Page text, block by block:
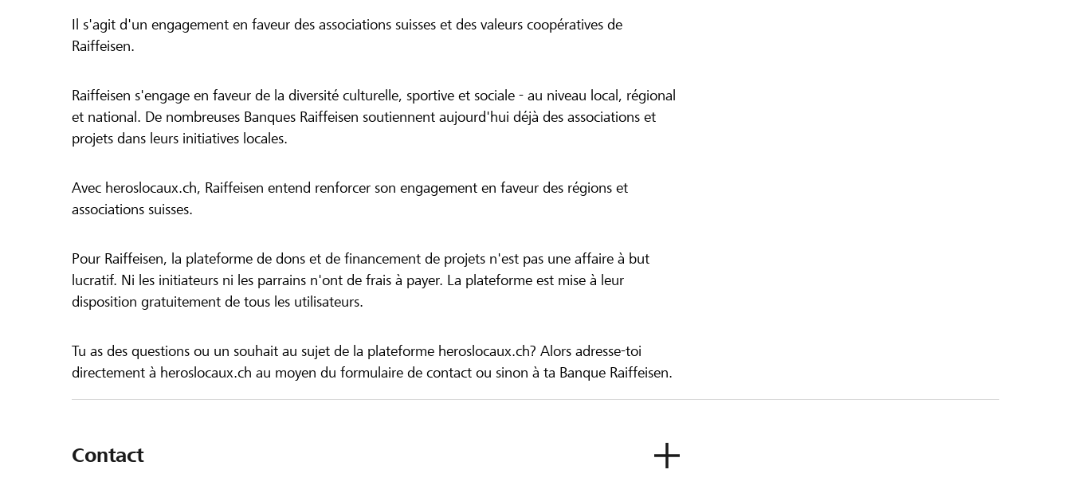
Il s'agit d'un engagement en faveur des associations suisses et des valeurs coopératives de
Raiffeisen.
Raiffeisen s'engage en faveur de la diversité culturelle, sportive et sociale - au niveau local, régional
et national. De nombreuses Banques Raiffeisen soutiennent aujourd'hui déjà des associations et
projets dans leurs initiatives locales.
Avec heroslocaux.ch, Raiffeisen entend renforcer son engagement en faveur des régions et
associations suisses.
Pour Raiffeisen, la plateforme de dons et de financement de projets n'est pas une affaire à but
lucratif. Ni les initiateurs ni les parrains n'ont de frais à payer. La plateforme est mise à leur
disposition gratuitement de tous les utilisateurs.
Tu as des questions ou un souhait au sujet de la plateforme heroslocaux.ch? Alors adresse-toi
directement à heroslocaux.ch au moyen du formulaire de contact ou sinon à ta Banque Raiffeisen.
Contact